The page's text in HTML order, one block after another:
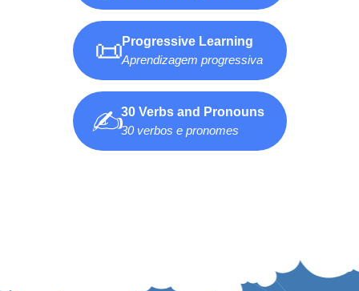
📜Progressive Learning
Aprendizagem progressiva
✍️30 Verbs and Pronouns
30 verbos e pronomes